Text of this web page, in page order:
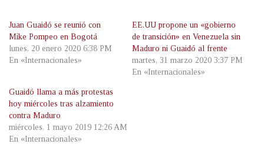
Juan Guaidó se reunió con
Mike Pompeo en Bogotá
lunes, 20 enero 2020 6:38 PM
En «Internacionales»
EE.UU propone un «gobierno
de transición» en Venezuela sin
Maduro ni Guaidó al frente
martes, 31 marzo 2020 3:37 PM
En «Internacionales»
Guaidó llama a más protestas
hoy miércoles tras alzamiento
contra Maduro
miércoles, 1 mayo 2019 12:26 AM
En «Internacionales»